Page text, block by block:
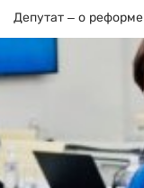
Депутат – о